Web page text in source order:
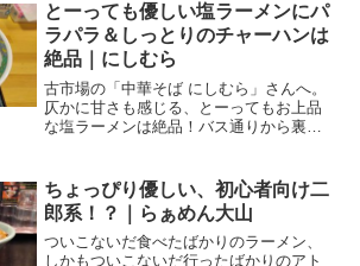
とーっても優しい塩ラーメンにパ
ラパラ＆しっとりのチャーハンは
絶品｜にしむら
古市場の「中華そば にしむら」さんへ。
仄かに甘さも感じる、とーってもお上品
な塩ラーメンは絶品！バス通りから裏道
んなこんなのとある週末、ダンナが会食
で私、一人飯。買い物つ...
ちょっぴり優しい、初心者向け二
郎系！？｜らぁめん大山
ついこないだ食べたばかりのラーメン、
しかもついこないだ行ったばかりのアト